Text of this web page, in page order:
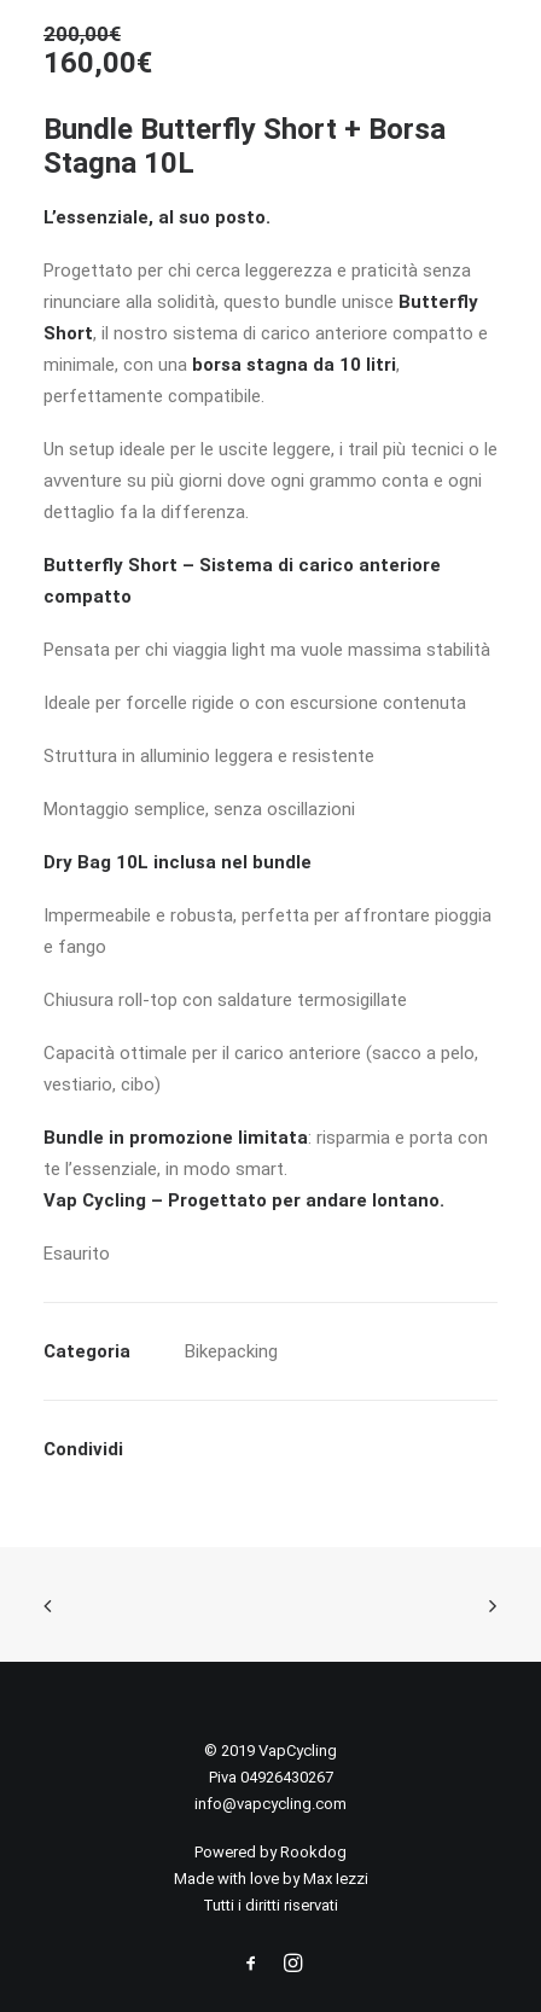
200,00€
Il
originale
era:
160,00€Il
attuale
è:
Bundle Butterfly Short + Borsa
Stagna 10L
L’essenziale, al suo posto.
Progettato per chi cerca leggerezza e praticità senza
rinunciare alla solidità, questo bundle unisce Butterfly
Short, il nostro sistema di carico anteriore compatto e
minimale, con una borsa stagna da 10 litri,
perfettamente compatibile.
Un setup ideale per le uscite leggere, i trail più tecnici o le
avventure su più giorni dove ogni grammo conta e ogni
dettaglio fa la differenza.
Butterfly Short – Sistema di carico anteriore
compatto
Pensata per chi viaggia light ma vuole massima stabilità
Ideale per forcelle rigide o con escursione contenuta
Struttura in alluminio leggera e resistente
Montaggio semplice, senza oscillazioni
Dry Bag 10L inclusa nel bundle
Impermeabile e robusta, perfetta per affrontare pioggia
e fango
Chiusura roll-top con saldature termosigillate
Capacità ottimale per il carico anteriore (sacco a pelo,
vestiario, cibo)
Bundle in promozione limitata: risparmia e porta con
te l’essenziale, in modo smart.
Vap Cycling – Progettato per andare lontano.
Esaurito
Categoria Bikepacking
Condividi
© 2019 VapCycling
Piva 04926430267
info@vapcycling.com
Powered byRookdog
Made with love by Max Iezzi
Tutti i diritti riservati